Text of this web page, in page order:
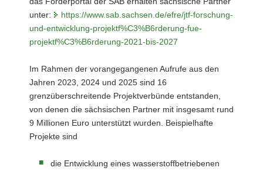
unter:
https://www.sab.sachsen.de/efre/jtf-forschung-
und-entwicklung-projektf%C3%B6rderung-fue-
projektf%C3%B6rderung-2021-bis-2027
Im Rahmen der vorangegangenen Aufrufe aus den
Jahren 2023, 2024 und 2025 sind 16
grenzüberschreitende Projektverbünde entstanden,
von denen die sächsischen Partner mit insgesamt rund
9 Millionen Euro unterstützt wurden. Beispielhafte
Projekte sind
die Entwicklung eines wasserstoffbetriebenen